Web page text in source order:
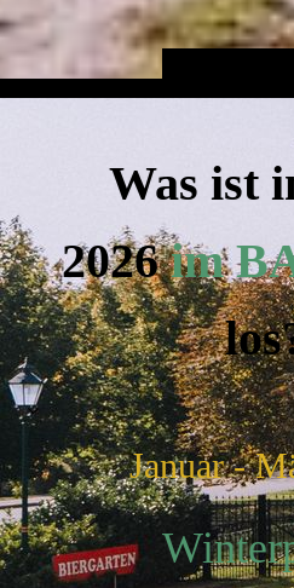
Was ist
2026im
Januar -